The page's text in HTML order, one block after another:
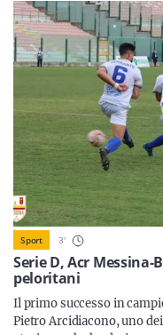
Politica
Cultura
Lavoro
Società
Economia
Sport
Sicilia
Serie D, Acr
peloritani
Sport 3'
Il primo successo in
Pietro Arcidiacono, uno